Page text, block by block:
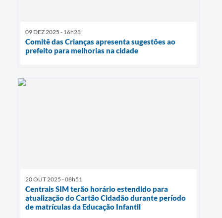
09 DEZ 2025 - 16h28
Comitê das Crianças apresenta sugestões ao
prefeito para melhorias na cidade
20 OUT 2025 - 08h51
Centrais SIM terão horário estendido para
atualização do Cartão Cidadão durante período
de matrículas da Educação Infantil